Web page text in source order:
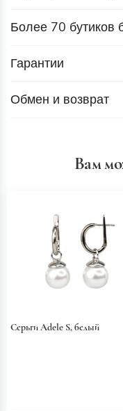
Более 70 бутиков
Гарантии
Обмен и возврат
Вам
Серьги Adele S, белый